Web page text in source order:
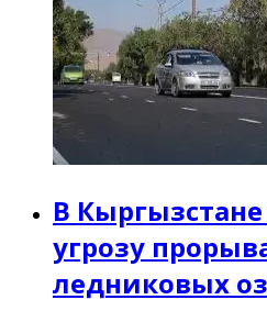
В
угрозу
ледниковых